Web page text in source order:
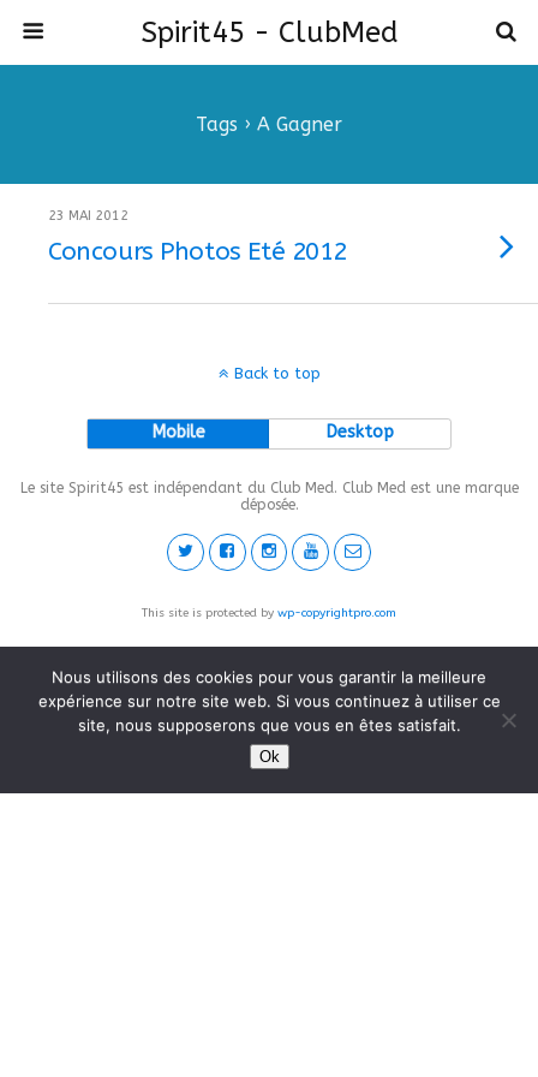
Spirit45 - ClubMed
Tags › A Gagner
23 MAI 2012
Concours Photos Eté 2012
Back to top
Mobile Desktop
Le site Spirit45 est indépendant du Club Med. Club Med est une marque
déposée.
This site is protected by wp-copyrightpro.com
Nous utilisons des cookies pour vous garantir la meilleure
expérience sur notre site web. Si vous continuez à utiliser ce
site, nous supposerons que vous en êtes satisfait.
Ok